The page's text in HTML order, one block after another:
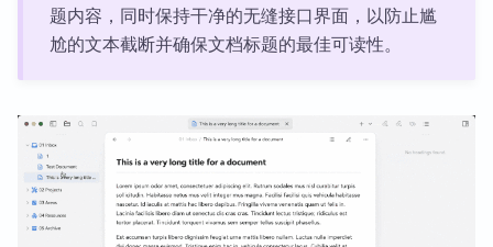
题内容，同时保持干净的无缝接口界面，以防止尴
尬的文本截断并确保文档标题的最佳可读性。